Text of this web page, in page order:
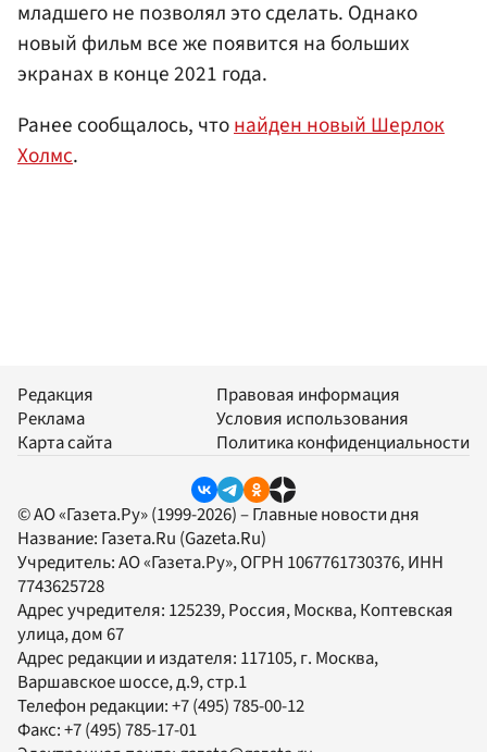
младшего не позволял это сделать. Однако
новый фильм все же появится на больших
экранах в конце 2021 года.
Ранее сообщалось, чтонайден новый Шерлок
Холмс.
Редакция
Реклама
Карта сайта
Правовая информация
Условия использования
Политика конфиденциальности
© АО «Газета.Ру» (1999-2026) – Главные новости дня
Название: Газета.Ru (Gazeta.Ru)
Учредитель:АО «Газета.Ру», ОГРН 1067761730376, ИНН
7743625728
Адрес учредителя: 125239, Россия, Москва, Коптевская
улица, дом 67
Адрес редакции и издателя: 117105, г. Москва,
Варшавское шоссе, д.9, стр.1
Телефон редакции:+7 (495) 785-00-12
Факс:+7 (495) 785-17-01